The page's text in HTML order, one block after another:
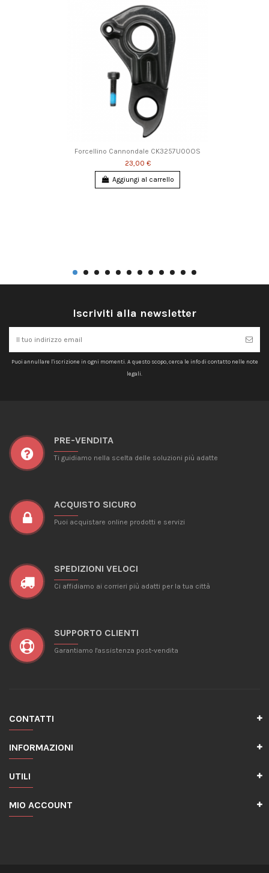
Forcellino Cannondale CK3257U00OS
23,00 €
Aggiungi al carrello
Iscriviti alla newsletter
Puoi annullare l'iscrizione in ogni momenti. A questo scopo, cerca le info di contatto nelle note
legali.
PRE-VENDITA
Ti guidiamo nella scelta delle soluzioni più adatte
ACQUISTO SICURO
Puoi acquistare online prodotti e servizi
SPEDIZIONI VELOCI
Ci affidiamo ai corrieri più adatti per la tua città
SUPPORTO CLIENTI
Garantiamo l'assistenza post-vendita
CONTATTI
INFORMAZIONI
UTILI
MIO ACCOUNT